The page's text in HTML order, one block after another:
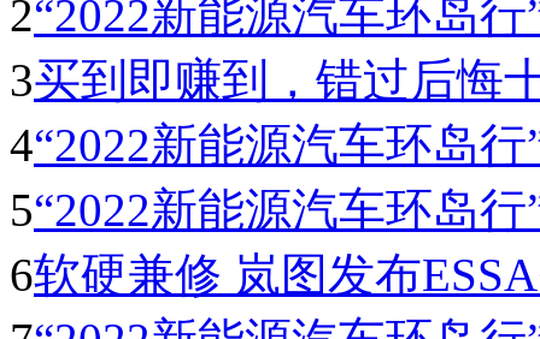
2“2022新能源汽车环岛
3买到即赚到，错过后悔
4“2022新能源汽车环岛
5“2022新能源汽车环岛
6软硬兼修 岚图发布